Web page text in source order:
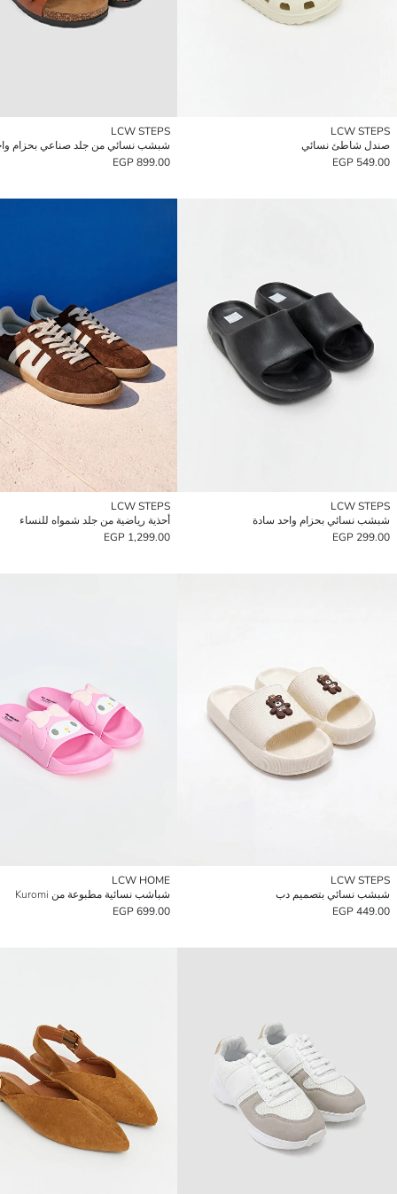
LCW STEPS
صندل شاطئ نسائي
549.00 EGP
LCW STEPS
899.00 EGP
LCW STEPS
شبشب نسائي بحزام واحد سادة
299.00 EGP
LCW STEPS
أحذية رياضية من جلد شمواه للنساء
1,299.00 EGP
LCW STEPS
شبشب نسائي بتصميم دب
449.00 EGP
LCW HOME
شباشب نسائية مطبوعة من Kuromi
699.00 EGP